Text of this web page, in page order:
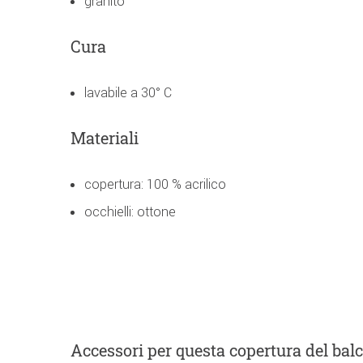
Cura
lavabile a 30° C
Materiali
copertura: 100 % acrilico
occhielli: ottone
Accessoriper questa copertura del